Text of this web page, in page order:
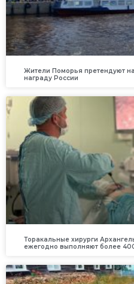
Жители Поморья претендуют
награду России
Торакальные хирурги
ежегодно выполняют более